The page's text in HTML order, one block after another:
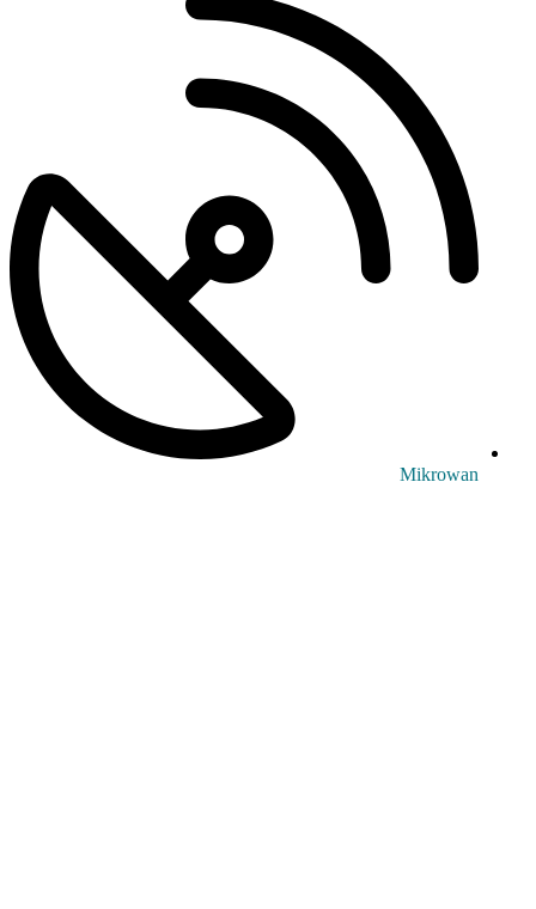
Mikrowan